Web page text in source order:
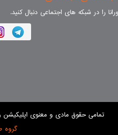
را در شبکه های اجتماعی دنبال کنید.
تمامی حقوق مادی و معنوی اپلیکیشن
گروه